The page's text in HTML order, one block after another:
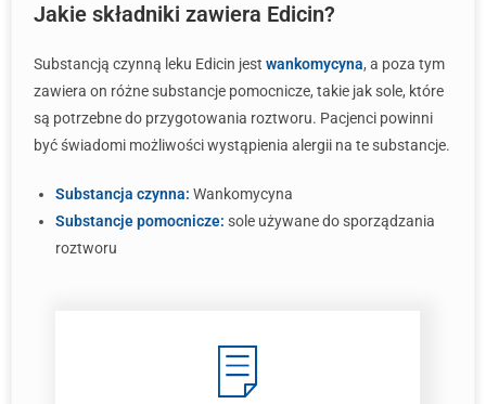
Jakie składniki zawiera Edicin?
Substancją czynną leku Edicin jest wankomycyna, a poza tym
zawiera on różne substancje pomocnicze, takie jak sole, które
są potrzebne do przygotowania roztworu. Pacjenci powinni
być świadomi możliwości wystąpienia alergii na te substancje.
Substancja czynna: Wankomycyna
Substancje pomocnicze: sole używane do sporządzania
roztworu